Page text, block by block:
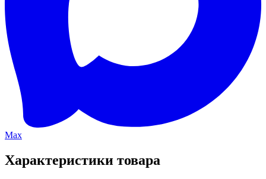
Max
Характеристики товара